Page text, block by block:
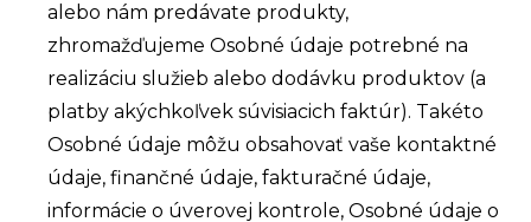
alebo nám predávate produkty,
zhromažďujeme Osobné údaje potrebné na
realizáciu služieb alebo dodávku produktov (a
platby akýchkoľvek súvisiacich faktúr). Takéto
Osobné údaje môžu obsahovať vaše kontaktné
údaje, finančné údaje, fakturačné údaje,
informácie o úverovej kontrole, Osobné údaje o